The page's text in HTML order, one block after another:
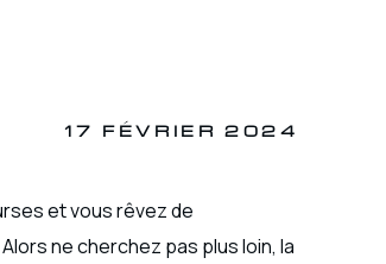
17 FÉVRIER 2024
et vous rêvez de
ne cherchez pas plus loin, la